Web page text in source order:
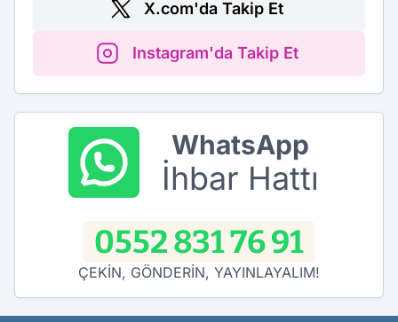
X.com'da Takip Et
Instagram'da Takip Et
WhatsApp
İhbar Hattı
0552 831 76 91
ÇEKİN, GÖNDERİN, YAYINLAYALIM!